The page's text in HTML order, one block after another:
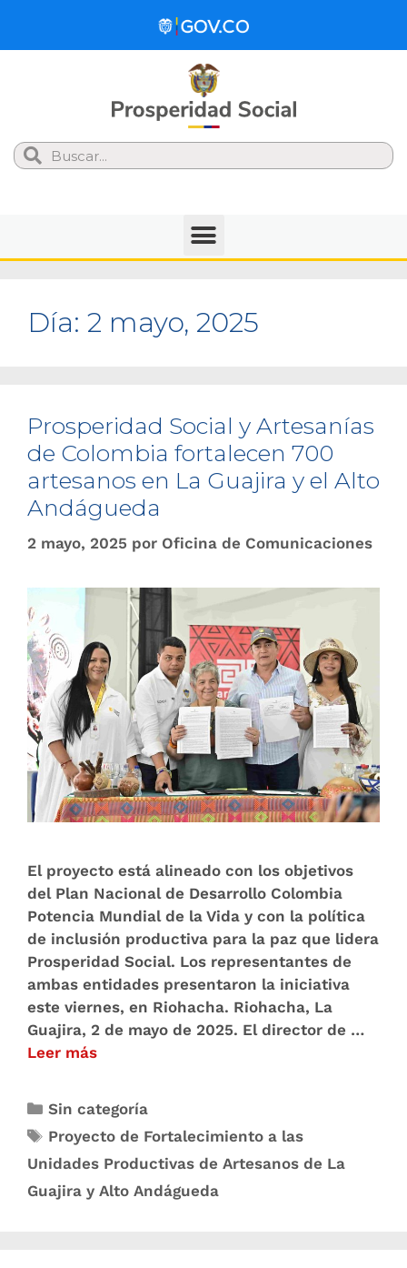
Search
Día: 2 mayo, 2025
Prosperidad Social y Artesanías
de Colombia fortalecen 700
artesanos en La Guajira y el Alto
Andágueda
2 mayo, 2025 por Oficina de Comunicaciones
El proyecto está alineado con los objetivos
del Plan Nacional de Desarrollo Colombia
Potencia Mundial de la Vida y con la política
de inclusión productiva para la paz que lidera
Prosperidad Social. Los representantes de
ambas entidades presentaron la iniciativa
este viernes, en Riohacha. Riohacha, La
Guajira, 2 de mayo de 2025. El director de …
Leer más
Sin categoría
Proyecto de Fortalecimiento a las
Unidades Productivas de Artesanos de La
Guajira y Alto Andágueda